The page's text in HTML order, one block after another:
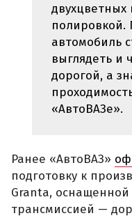
двухцветных
полировкой.
автомобиль
выглядеть и
дорогой, а
«АвтоВАЗе».
Ранее «АвтоВАЗ»
подготовку к
Granta, оснащенной
трансмиссией —